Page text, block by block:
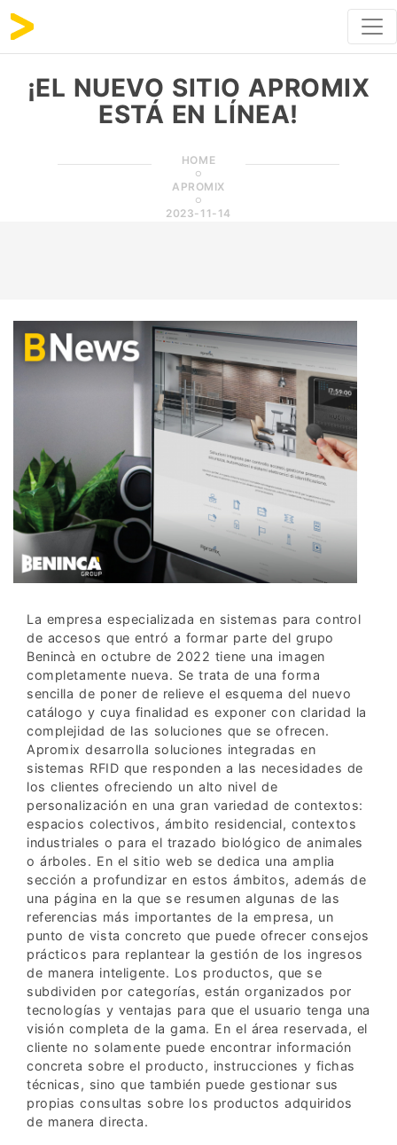
¡EL NUEVO SITIO APROMIX
ESTÁ EN LÍNEA!
HOME
APROMIX
2023-11-14
La empresa especializada en sistemas para control
de accesos que entró a formar parte del grupo
Benincà en octubre de 2022 tiene una imagen
completamente nueva. Se trata de una forma
sencilla de poner de relieve el esquema del nuevo
catálogo y cuya finalidad es exponer con claridad la
complejidad de las soluciones que se ofrecen.
Apromix desarrolla soluciones integradas en
sistemas RFID que responden a las necesidades de
los clientes ofreciendo un alto nivel de
personalización en una gran variedad de contextos:
espacios colectivos, ámbito residencial, contextos
industriales o para el trazado biológico de animales
o árboles. En el sitio web se dedica una amplia
sección a profundizar en estos ámbitos, además de
una página en la que se resumen algunas de las
referencias más importantes de la empresa, un
punto de vista concreto que puede ofrecer consejos
prácticos para replantear la gestión de los ingresos
de manera inteligente. Los productos, que se
subdividen por categorías, están organizados por
tecnologías y ventajas para que el usuario tenga una
visión completa de la gama. En el área reservada, el
cliente no solamente puede encontrar información
concreta sobre el producto, instrucciones y fichas
técnicas, sino que también puede gestionar sus
propias consultas sobre los productos adquiridos
de manera directa.